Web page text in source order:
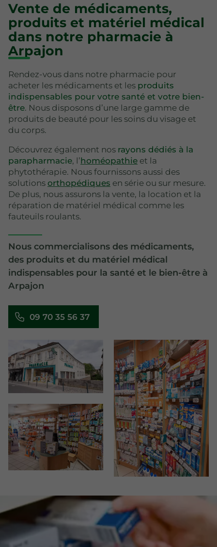
Vente de médicaments,
produits et matériel médical
dans notre pharmacie à
Arpajon
Rendez-vous dans notre pharmacie pour
acheter les médicaments et les produits
indispensables pour votre santé et votre bien-
être. Nous disposons d’une large gamme de
produits de beauté pour les soins du visage et
du corps.
Découvrez également nos rayons dédiés à la
parapharmacie, l’homéopathie et la
phytothérapie. Nous fournissons aussi des
solutions orthopédiques en série ou sur mesure.
De plus, nous assurons la vente, la location et la
réparation de matériel médical comme les
fauteuils roulants.
Nous commercialisons des médicaments,
des produits et du matériel médical
indispensables pour la santé et le bien-être à
Arpajon
09 70 35 56 37